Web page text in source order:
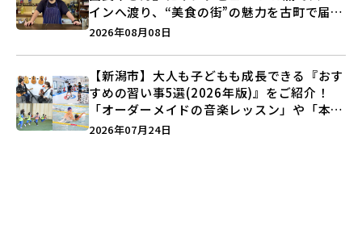
インへ渡り、“美食の街”の魅力を古町で届け
る♪
2026年08月08日
【新潟市】大人も子どもも成長できる『おす
すめの習い事5選(2026年版)』をご紹介！
「オーダーメイドの音楽レッスン」や「本格
キックボクシング」で新しい自分を見つけよ
2026年07月24日